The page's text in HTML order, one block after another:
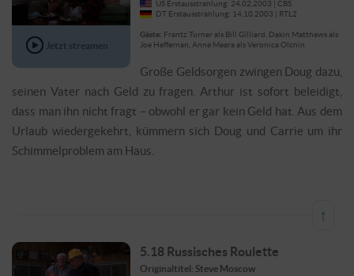
Jetzt streamen
US Erstausstrahlung: 24.02.2003 | CBS
DT Erstausstrahlung: 14.10.2003 | RTL2
Gäste: Frantz Turner als Bill Gilliard, Dakin Matthews als
Joe Heffernan, Anne Meara als Veronica Olchin
Große Geldsorgen zwingen Doug dazu,
seinen Vater nach Geld zu fragen. Arthur ist sofort beleidigt,
dass man ihn nicht fragt – obwohl er gar kein Geld hat. Aus dem
Urlaub wiedergekehrt, kümmern sich Doug und Carrie um ihr
Schimmelproblem am Haus.
↑
5.18 Russisches Roulette
Originaltitel: Steve Moscow